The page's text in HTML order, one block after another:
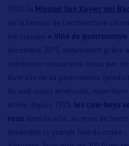
1700, la Mission San Xavier del Bac
de la finesse de l’architecture
été classée « Ville de gastronomie
décembre 2015, notamment grâce
nombreux restaurants tenus par
diversité de sa gastronomie
du sud-ouest américain, nourriture
année depuis 1925,
les cow-boys
vous dans la ville, au mois de
ensemble la grande fête du rodéo :